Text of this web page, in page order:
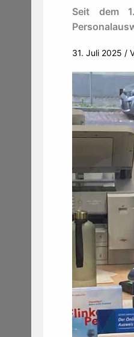
Seit dem
31. Juli 2025 /